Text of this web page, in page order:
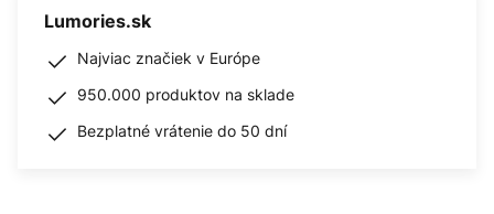
Lumories.sk
Najviac značiek v Európe
950.000 produktov na sklade
Bezplatné vrátenie do 50 dní